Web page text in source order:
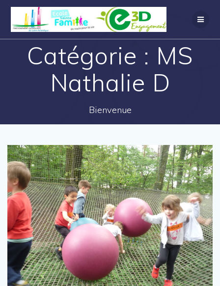
Catégorie : MS
Nathalie D
Bienvenue